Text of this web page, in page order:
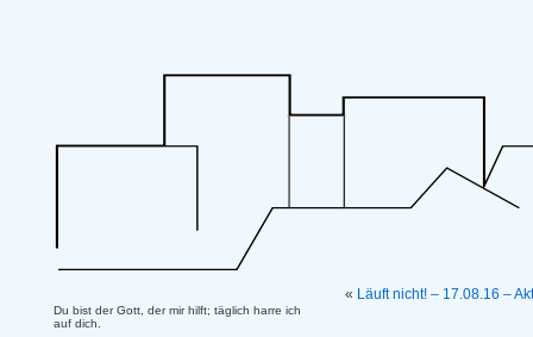
« Läuft nicht! – 17.08.16 –
Du bist der Gott, der mir hilft; täglich harre ich
auf dich.